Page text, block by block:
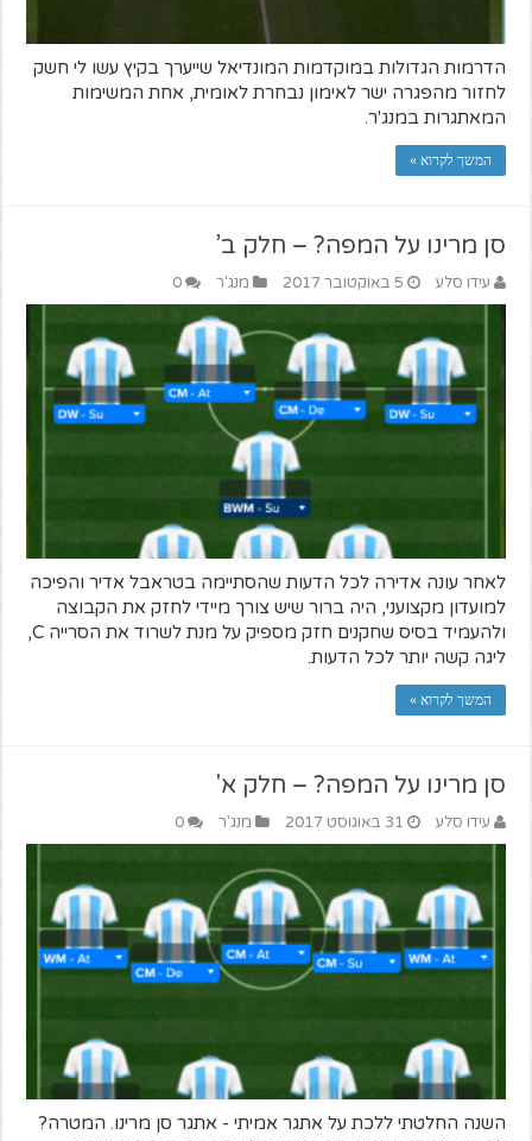
הדרמות הגדולות במוקדמות המונדיאל שייערך בקיץ עשו לי חשק
לחזור מהפגרה ישר לאימון נבחרת לאומית, אחת המשימות
המאתגרות במנג'ר.
המשך לקרוא »
סן מרינו על המפה? – חלק ב’
עידו סלע 5 באוקטובר 2017 מנג'ר 0
לאחר עונה אדירה לכל הדעות שהסתיימה בטראבל אדיר והפיכה
למועדון מקצועני, היה ברור שיש צורך מיידי לחזק את הקבוצה
ולהעמיד בסיס שחקנים חזק מספיק על מנת לשרוד את הסרייה C,
ליגה קשה יותר לכל הדעות.
המשך לקרוא »
סן מרינו על המפה? – חלק א'
עידו סלע 31 באוגוסט 2017 מנג'ר 0
השנה החלטתי ללכת על אתגר אמיתי - אתגר סן מרינו. המטרה?